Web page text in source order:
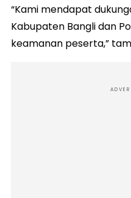
“Kami mendapat
Kabupaten Bangli dan
keamanan peserta,”